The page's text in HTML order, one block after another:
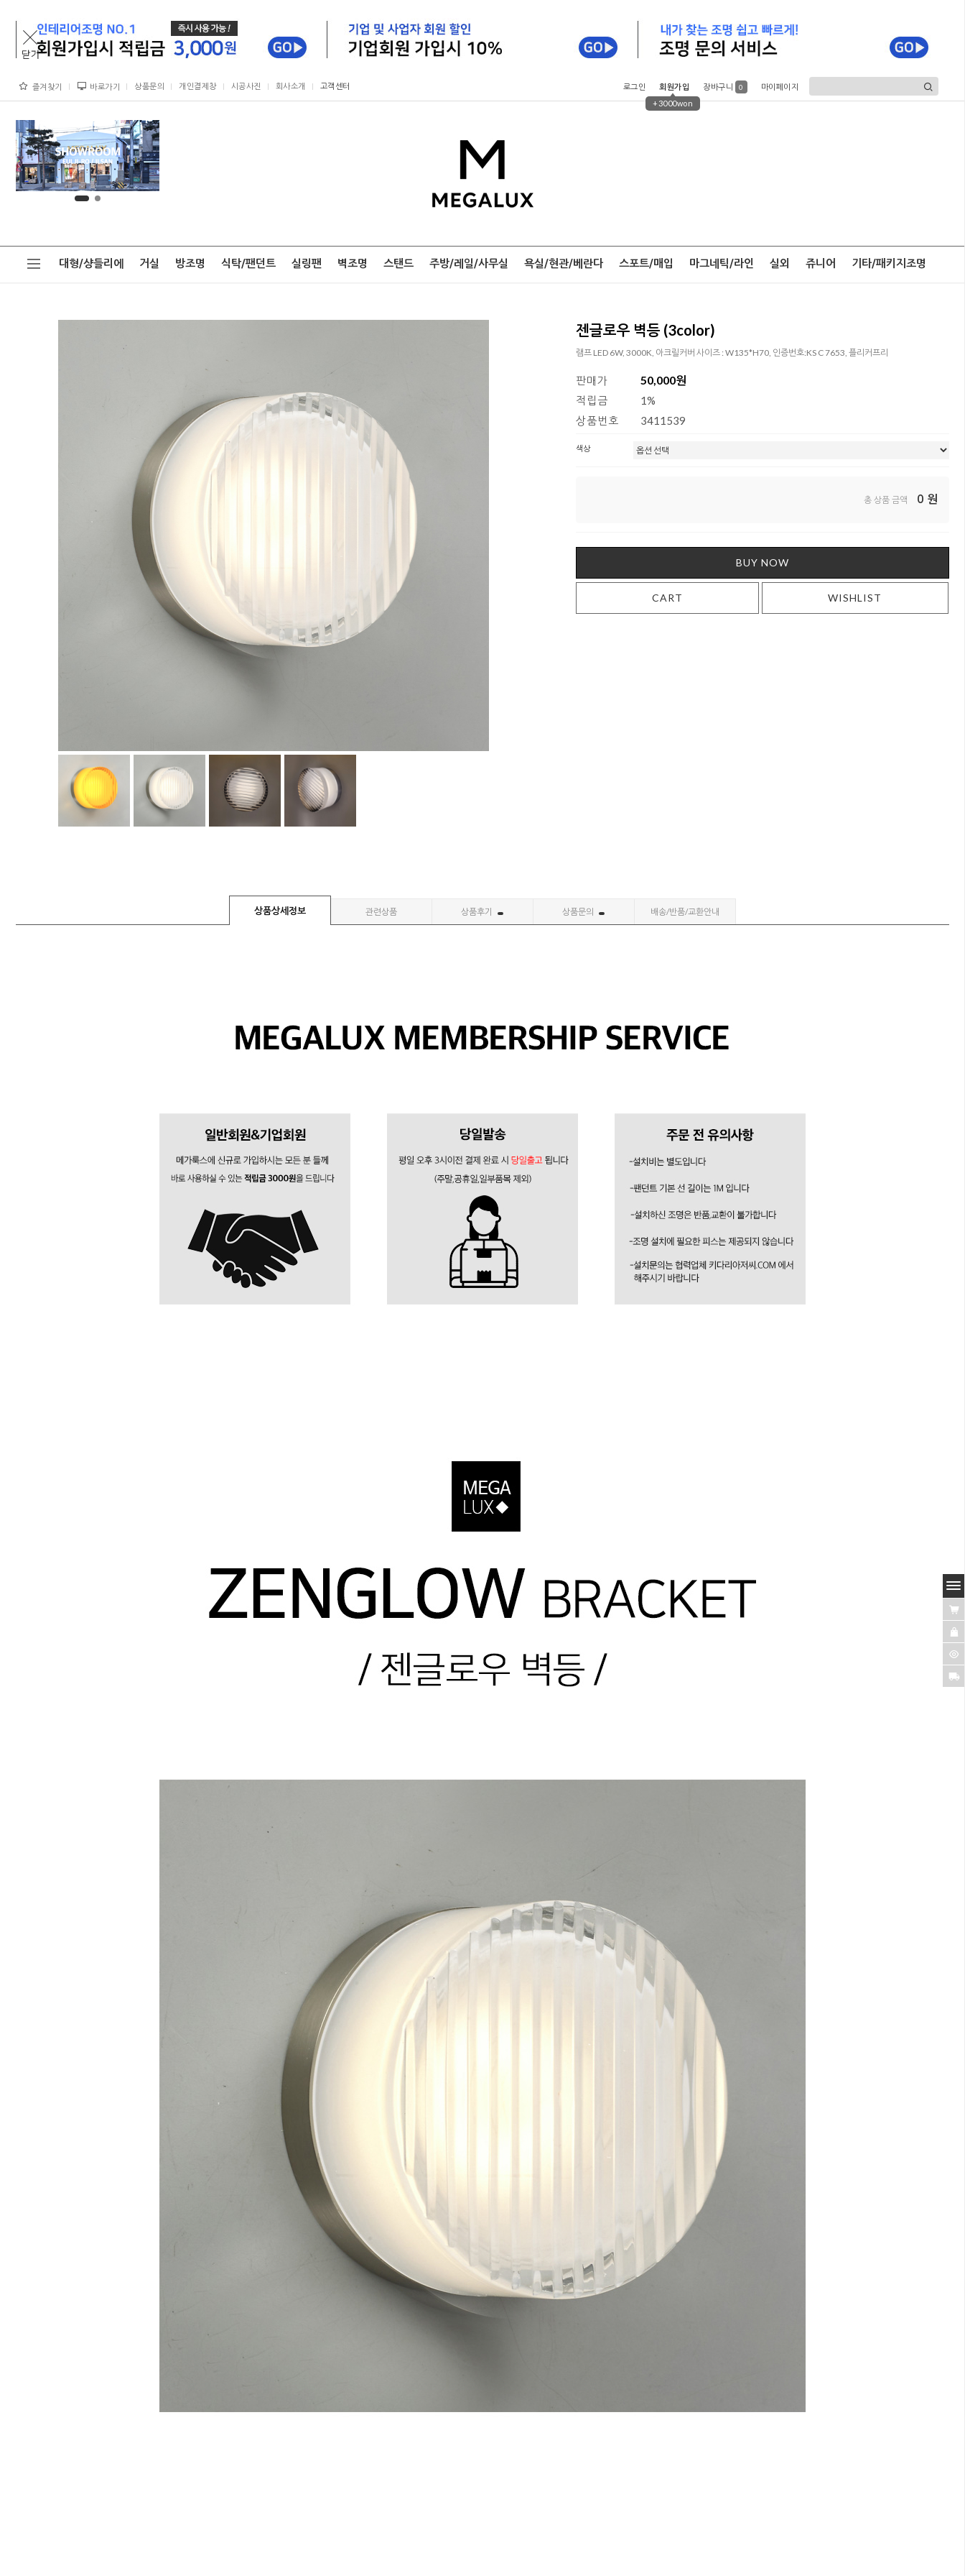
즐겨찾기 바로가기 상품문의 개인결제창 시공사진 회사소개 고객센터 로그인
회원가입
+3000won
장바구니 0 마이페이지
대형/샹들리에 거실 방조명 식탁/팬던트 실링팬 벽조명 스탠드 주방/레일/사무실 욕실/현관/베란다 스포트/매입 마그네틱/라인 실외 쥬니어 기타/패키지조명
젠글로우 벽등 (3color)
램프 LED 6W, 3000K, 아크릴커버 사이즈 : W135*H70, 인증번호:KS C 7653, 플리커프리
판매가 50,000원
적립금
1%
상품번호
3411539
색상
총 상품 금액 0 원
BUY NOW
CART WISHLIST
상품상세정보 관련상품 상품후기 상품문의 배송/반품/교환안내